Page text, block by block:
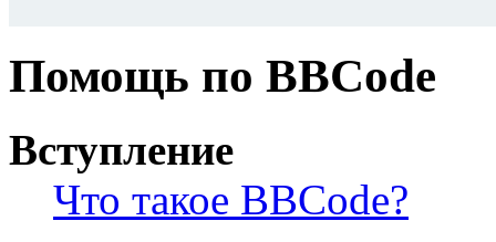
Помощь по BBCode
Вступление
Что такое BBCode?